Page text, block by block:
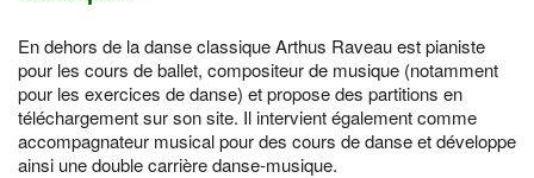
En dehors de la danse classique Arthus Raveau est pianiste
pour les cours de ballet, compositeur de musique (notamment
pour les exercices de danse) et propose des partitions en
téléchargement sur son site. Il intervient également comme
accompagnateur musical pour des cours de danse et développe
ainsi une double carrière danse-musique.